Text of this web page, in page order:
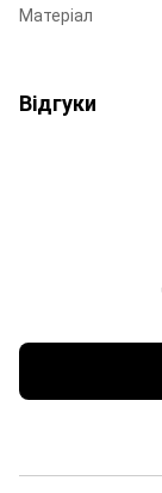
Матеріал
Відгуки